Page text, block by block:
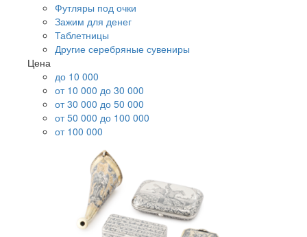
Футляры под очки
Зажим для денег
Таблетницы
Другие серебряные сувениры
Цена
до 10 000
от 10 000 до 30 000
от 30 000 до 50 000
от 50 000 до 100 000
от 100 000